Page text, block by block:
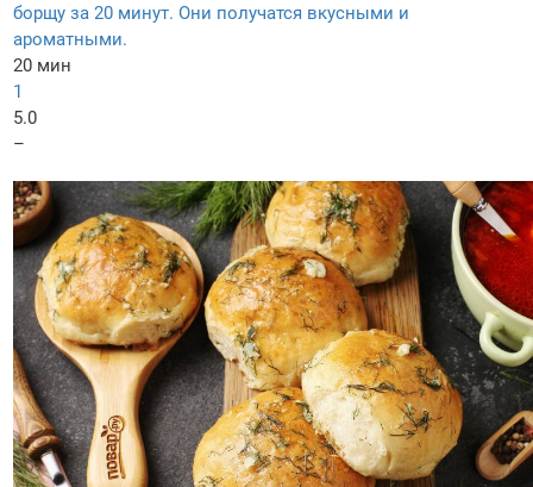
борщу за 20 минут. Они получатся вкусными и
ароматными.
20 мин
1
5.0
–